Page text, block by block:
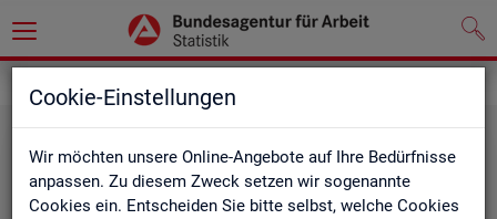
Cookie-Einstellungen
Wir möchten unsere Online-Angebote auf Ihre Bedürfnisse
anpassen. Zu diesem Zweck setzen wir sogenannte
Cookies ein. Entscheiden Sie bitte selbst, welche Cookies